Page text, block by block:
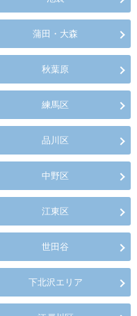
蒲田・大森
秋葉原
練馬区
品川区
中野区
江東区
世田谷
下北沢エリア